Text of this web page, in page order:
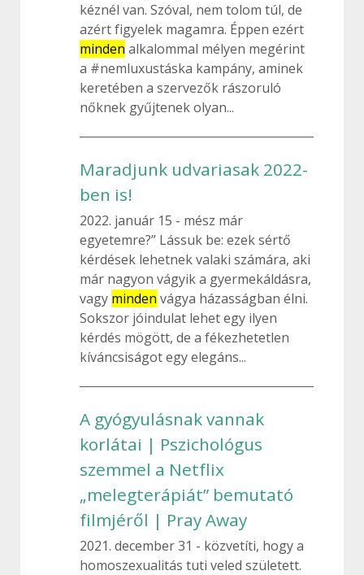
kéznél van. Szóval, nem tolom túl, de
azért figyelek magamra. Éppen ezért
minden alkalommal mélyen megérint
a #nemluxustáska kampány, aminek
keretében a szervezők rászoruló
nőknek gyűjtenek olyan...
Maradjunk udvariasak 2022-
ben is!
2022. január 15
mész már
egyetemre?” Lássuk be: ezek sértő
kérdések lehetnek valaki számára, aki
már nagyon vágyik a gyermekáldásra,
vagy minden vágya házasságban élni.
Sokszor jóindulat lehet egy ilyen
kérdés mögött, de a fékezhetetlen
kíváncsiságot egy elegáns...
A gyógyulásnak vannak
korlátai | Pszichológus
szemmel a Netflix
„melegterápiát” bemutató
filmjéről | Pray Away
2021. december 31
közvetíti, hogy a
homoszexualitás tuti veled született.